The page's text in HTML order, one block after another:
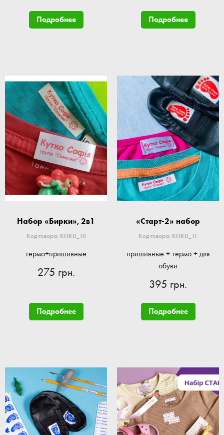
Подробнее Подробнее
Набор «Бирки», 2в1
Код товара: KNKD_10
термо+пришивные
275 грн.
Подробнее
«Старт-2» набор
Код товара: KNKD_11
пришивные + термо + для
обуви
395 грн.
Подробнее